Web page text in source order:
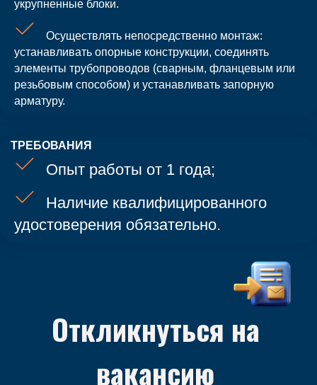
укрупненные блоки.
Осуществлять непосредственно монтаж:
устанавливать опорные конструкции, соединять
элементы трубопроводов (сварным, фланцевым или
резьбовым способом) и устанавливать запорную
арматуру.
ТРЕБОВАНИЯ
Опыт работы от 1 года;
Наличие квалифицированного
удостоверения обязательно.
Нажимая отправить, вы соглашаетесь с
конфиденциальности.